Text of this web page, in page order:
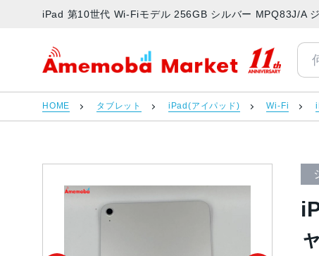
iPad 第10世代 Wi-Fiモデル 256GB シルバー MPQ83J/A
アメモバマーケット
HOME タブレット iPad(アイパッド) Wi-Fi